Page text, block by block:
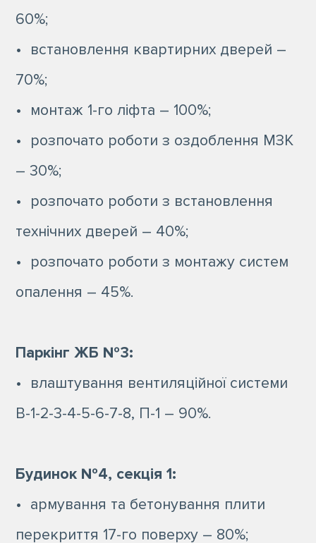
60%;
• встановлення квартирних дверей –
70%;
• монтаж 1-го ліфта – 100%;
• розпочато роботи з оздоблення МЗК
– 30%;
• розпочато роботи з встановлення
технічних дверей – 40%;
• розпочато роботи з монтажу систем
опалення – 45%.
Паркінг ЖБ №3:
• влаштування вентиляційної системи
В-1-2-3-4-5-6-7-8, П-1 – 90%.
Будинок №4, секція 1:
• армування та бетонування плити
перекриття 17-го поверху – 80%;